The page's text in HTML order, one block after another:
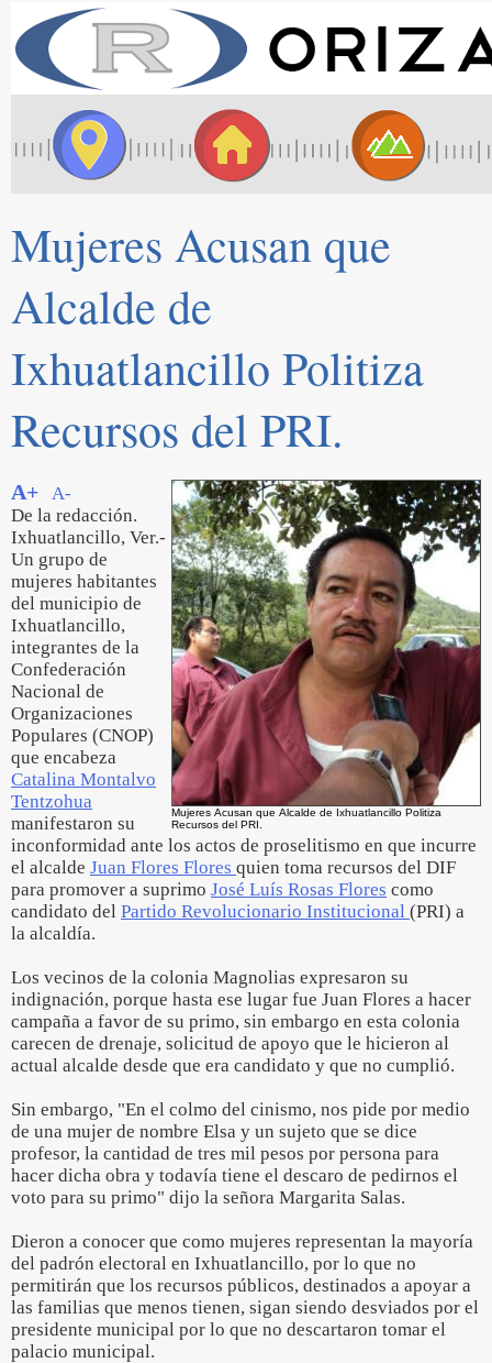
Mujeres Acusan que
Alcalde de
Ixhuatlancillo Politiza
Recursos del PRI.
Mujeres Acusan que Alcalde de Ixhuatlancillo Politiza
Recursos del PRI.
A+
A-
De la redacción.
Ixhuatlancillo, Ver.-
Un grupo de
mujeres habitantes
del municipio de
Ixhuatlancillo,
integrantes de la
Confederación
Nacional de
Organizaciones
Populares (CNOP)
que encabeza
Catalina Montalvo
Tentzohua
manifestaron su
inconformidad ante los actos de proselitismo en que incurre
el alcalde Juan Flores Flores quien toma recursos del DIF
para promover a suprimo José Luís Rosas Flores como
candidato del Partido Revolucionario Institucional (PRI) a
la alcaldía.
Los vecinos de la colonia Magnolias expresaron su
indignación, porque hasta ese lugar fue Juan Flores a hacer
campaña a favor de su primo, sin embargo en esta colonia
carecen de drenaje, solicitud de apoyo que le hicieron al
actual alcalde desde que era candidato y que no cumplió.
Sin embargo, "En el colmo del cinismo, nos pide por medio
de una mujer de nombre Elsa y un sujeto que se dice
profesor, la cantidad de tres mil pesos por persona para
hacer dicha obra y todavía tiene el descaro de pedirnos el
voto para su primo" dijo la señora Margarita Salas.
Dieron a conocer que como mujeres representan la mayoría
del padrón electoral en Ixhuatlancillo, por lo que no
permitirán que los recursos públicos, destinados a apoyar a
las familias que menos tienen, sigan siendo desviados por el
presidente municipal por lo que no descartaron tomar el
palacio municipal.